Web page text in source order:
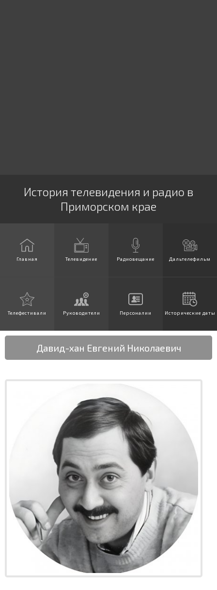
История телевидения и радио в
Приморском крае
Главная Телевидение Радиовещание Дальтелефильм
Телефестивали Руководители Персоналии Исторические даты
Давид-хан Евгений Николаевич